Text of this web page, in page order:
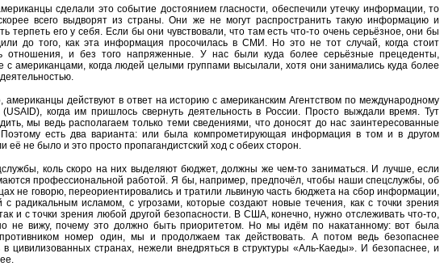
сделали это событие достоянием гласности, обеспечили утечку информации, то
всего выдворят из страны. Они же не могут распространить такую информацию и
терпеть его у себя. Если бы они чувствовали, что там есть что-то очень серьёзное, они бы
до того, как эта информация просочилась в СМИ. Но это не тот случай, когда стоит
отношения, и без того напряженные. У нас были куда более серьёзные прецеденты,
с американцами, когда людей целыми группами высылали, хотя они занимались куда более
американцы действуют в ответ на историю с американским Агентством по международному
когда им пришлось свернуть деятельность в России. Просто выждали время. Тут
мы ведь располагаем только теми сведениями, что доносят до нас заинтересованные
есть два варианта: или была компрометирующая информация в том и в другом
её не было и это просто пропагандистский ход с обеих сторон.
коль скоро на них выделяют бюджет, должны же чем-то заниматься. И лучше, если
профессиональной работой. Я бы, например, предпочёл, чтобы наши спецслужбы, об
не говорю, переориентировались и тратили львиную часть бюджета на сбор информации,
с радикальным исламом, с угрозами, которые создают новые течения, как с точки зрения
и с точки зрения любой другой безопасности. В США, конечно, нужно отслеживать что-то,
не вижу, почему это должно быть приоритетом. Но мы идём по накатанному: вот была
номер один, мы и продолжаем так действовать. А потом ведь безопаснее
цивилизованных странах, нежели внедряться в структуры «Аль-Каеды». И безопаснее, и